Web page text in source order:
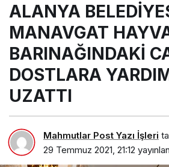
UZATTI
ALANYA
MANAVGAT
BARINAĞINDAKİ
DOSTLARA
UZATTI
Mahmutlar Post Yazı İşleri
29 Temmuz 2021, 21:12